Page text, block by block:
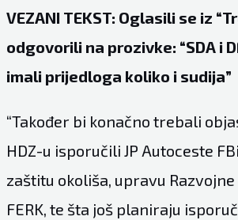
VEZANI TEKST: Oglasili se iz
odgovorili na prozivke: “SDA i
imali prijedloga koliko i sudija”
“Također bi konačno trebali
HDZ-u isporučili JP Autoceste
zaštitu okoliša, upravu Razvojne
FERK, te šta još planiraju